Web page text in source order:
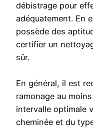
débistrage pour
adéquatement. En
possède des
certifier un
sûr.
En général, il est
ramonage au
intervalle optimale
cheminée et du